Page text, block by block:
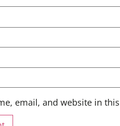
email, and website in